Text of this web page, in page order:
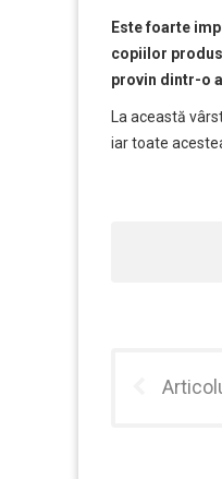
Este foarte
copiilor
provin dintr-o
La această
iar toate